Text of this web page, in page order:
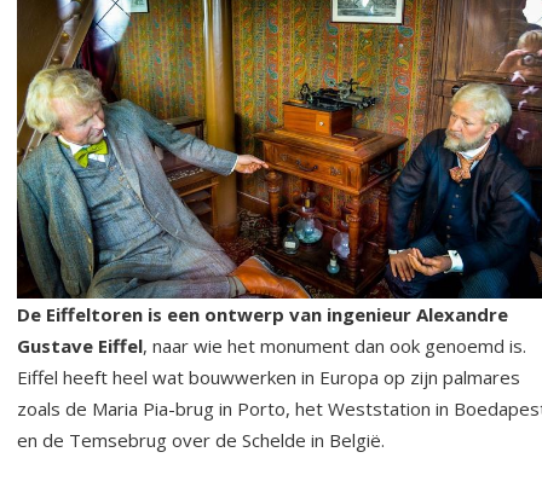
De Eiffeltoren is een ontwerp van ingenieur Alexandre
Gustave Eiffel, naar wie het monument dan ook genoemd is.
Eiffel heeft heel wat bouwwerken in Europa op zijn palmares
zoals de Maria Pia-brug in Porto, het Weststation in
en de Temsebrug over de Schelde in België.